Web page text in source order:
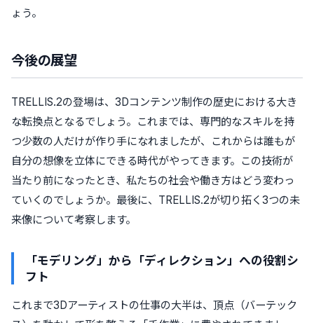
ょう。
今後の展望
TRELLIS.2の登場は、3Dコンテンツ制作の歴史における大き
な転換点となるでしょう。これまでは、専門的なスキルを持
つ少数の人だけが作り手になれましたが、これからは誰もが
自分の想像を立体にできる時代がやってきます。この技術が
当たり前になったとき、私たちの社会や働き方はどう変わっ
ていくのでしょうか。最後に、TRELLIS.2が切り拓く3つの未
来像について考察します。
「モデリング」から「ディレクション」への役割シ
フト
これまで3Dアーティストの仕事の大半は、頂点（バーテック